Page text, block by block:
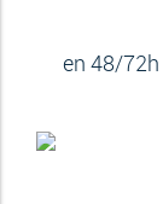
en 48/